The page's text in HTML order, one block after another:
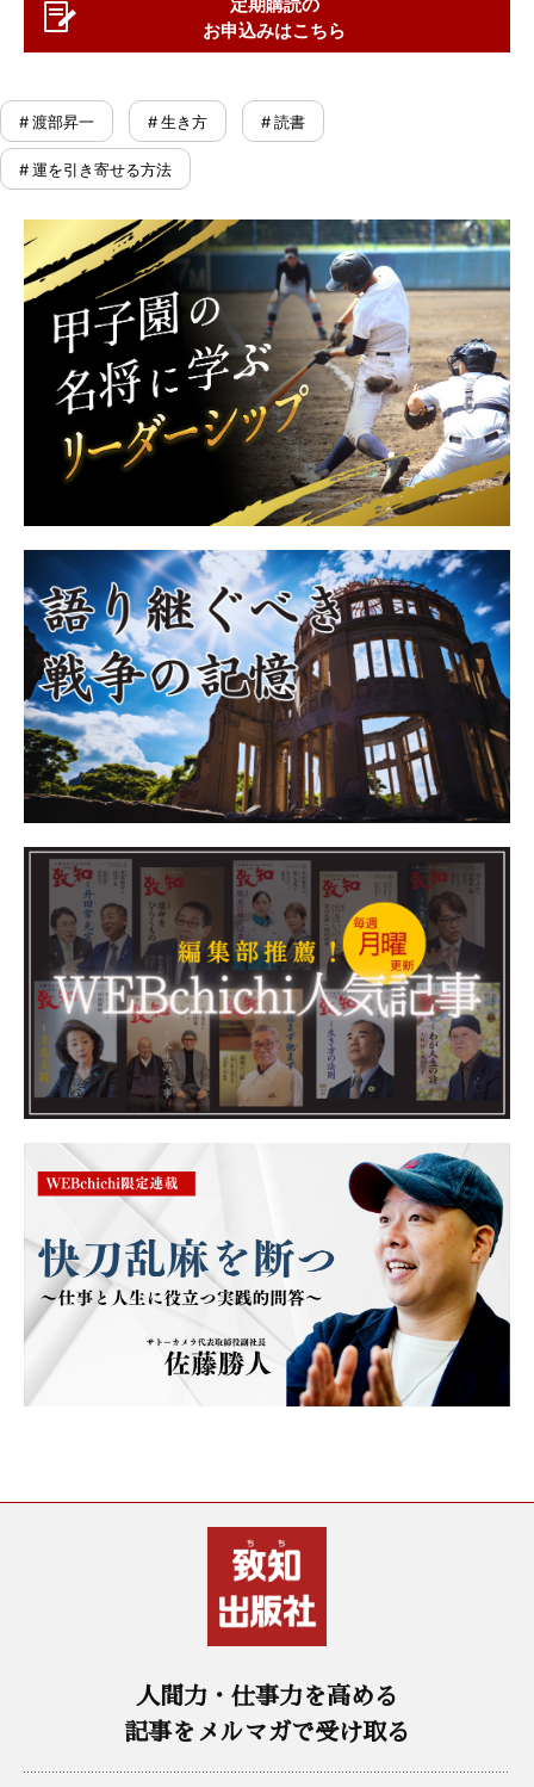
お申込みはこちら
# 渡部昇一 # 生き方 # 読書
# 運を引き寄せる方法
人間力・仕事力を高める
記事をメルマガで受け取る